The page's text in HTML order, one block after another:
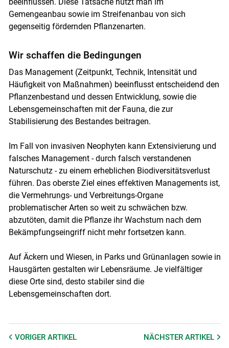
Gemengeanbau sowie im Streifenanbau von sich
gegenseitig fördernden Pflanzenarten.
Wir schaffen die Bedingungen
Das Management (Zeitpunkt, Technik, Intensität und
Häufigkeit von Maßnahmen) beeinflusst entscheidend den
Pflanzenbestand und dessen Entwicklung, sowie die
Lebensgemeinschaften mit der Fauna, die zur
Stabilisierung des Bestandes beitragen.
Im Fall von invasiven Neophyten kann Extensivierung und
falsches Management - durch falsch verstandenen
Naturschutz - zu einem erheblichen Biodiversitätsverlust
führen. Das oberste Ziel eines effektiven Managements ist,
die Vermehrungs- und Verbreitungs-Organe
problematischer Arten so weit zu schwächen bzw.
abzutöten, damit die Pflanze ihr Wachstum nach dem
Bekämpfungseingriff nicht mehr fortsetzen kann.
Auf Äckern und Wiesen, in Parks und Grünanlagen sowie in
Hausgärten gestalten wir Lebensräume. Je vielfältiger
diese Orte sind, desto stabiler sind die
Lebensgemeinschaften dort.
VORIGER ARTIKEL NÄCHSTERARTIKEL